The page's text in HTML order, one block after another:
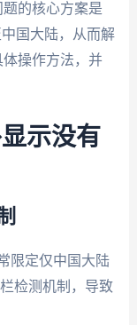
的核心方案是
国大陆，从而解
操作方法，并
示没有
限定仅中国大陆
检测机制，导致